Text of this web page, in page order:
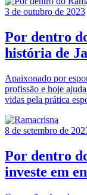
3 de outubro de 2023
Por dentro
história de
Apaixonado por
profissão e hoje
vidas pela prática
8 de setembro de
Por dentro
investe em